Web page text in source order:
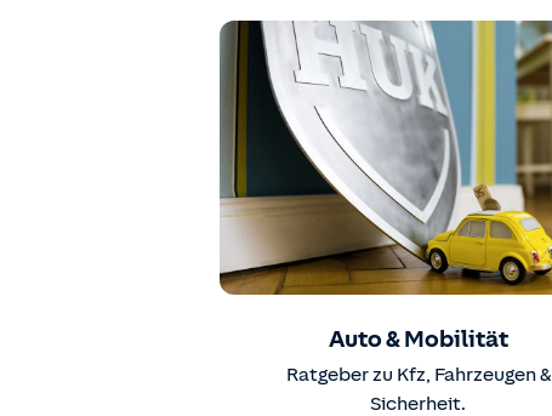
Auto & Mobilität
Ratgeber zu Kfz, Fahrzeugen &
Sicherheit.